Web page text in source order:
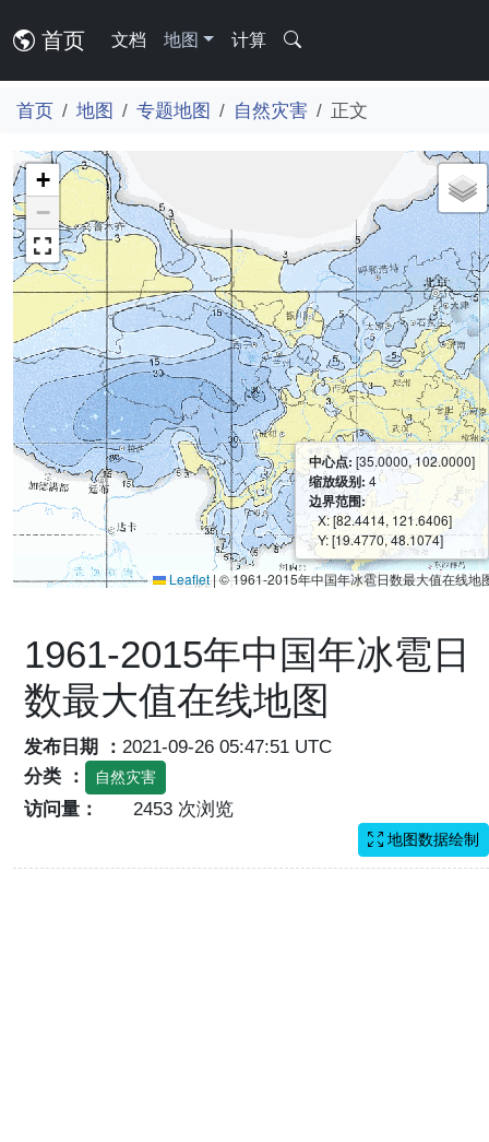
首页 文档 地图 计算
首页 地图 专题地图 自然灾害 正文
+
−
中心点: [35.0000, 102.0000]
缩放级别:4
边界范围:
X: [82.4414, 121.6406]
Y: [19.4770, 48.1074]
Leaflet|© 1961-2015年中国年冰雹日数最大值在线地
1961-2015年中国年冰雹日
数最大值在线地图
发布日期 ： 2021-09-26 05:47:51 UTC
分类 ：
自然灾害
访问量： 2453 次浏览
地图数据绘制